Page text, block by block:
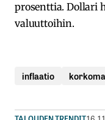
prosenttia. Dollari
valuuttoihin.
inflaatio